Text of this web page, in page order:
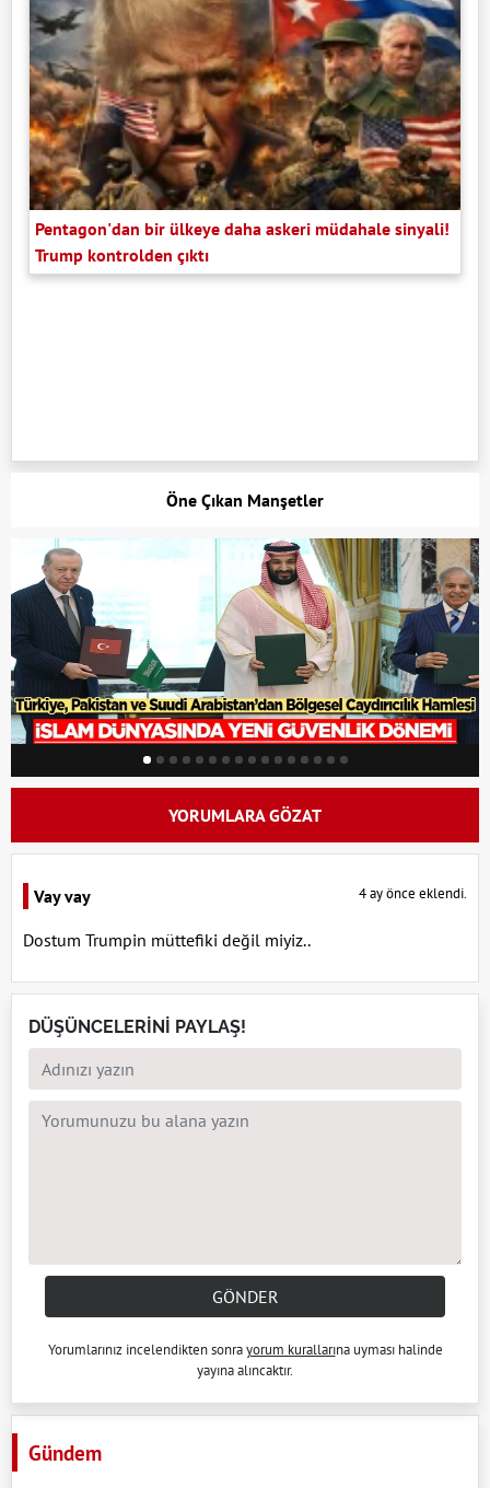
Pentagon'dan bir ülkeye daha askeri müdahale sinyali!
Trump kontrolden çıktı
Öne Çıkan Manşetler
YORUMLARA GÖZAT
Vay vay 4 ay önce eklendi.
Dostum Trumpin müttefiki değil miyiz..
DÜŞÜNCELERİNİ PAYLAŞ!
GÖNDER
Yorumlarınız incelendikten sonrayorum kurallarına uyması halinde
yayına alıncaktır.
Gündem